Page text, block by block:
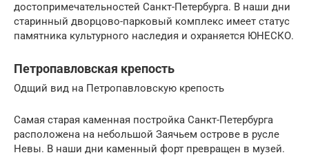
достопримечательностей Санкт-Петербурга. В наши дни
старинный дворцово-парковый комплекс имеет статус
памятника культурного наследия и охраняется ЮНЕСКО.
Петропавловская крепость
Одщий вид на Петропавловскую крепость
Самая старая каменная постройка Санкт-Петербурга
расположена на небольшой Заячьем острове в русле
Невы. В наши дни каменный форт превращен в музей.